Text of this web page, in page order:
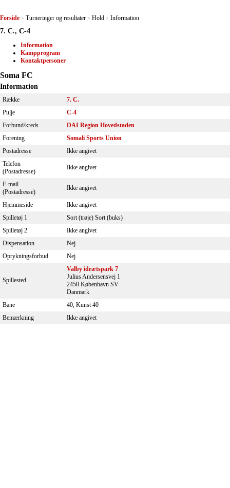
Forside > Turneringer og resultater > Hold > Information
7. C., C-4
Information
Kampprogram
Kontaktpersoner
Soma FC
Information
Række
7. C.
Pulje
C-4
Forbund/kreds
DAI Region Hovedstaden
Forening
Somali Sports Union
Postadresse
Ikke angivet
Telefon
(Postadresse)
Ikke angivet
E-mail
(Postadresse)
Ikke angivet
Hjemmeside
Ikke angivet
Spilletøj 1
Sort (trøje) Sort (buks)
Spilletøj 2
Ikke angivet
Dispensation
Nej
Oprykningsforbud
Nej
Spillested
Valby idrætspark 7
Julius Andersensvej 1
2450 København SV
Danmark
Bane
40, Kunst 40
Bemærkning
Ikke angivet